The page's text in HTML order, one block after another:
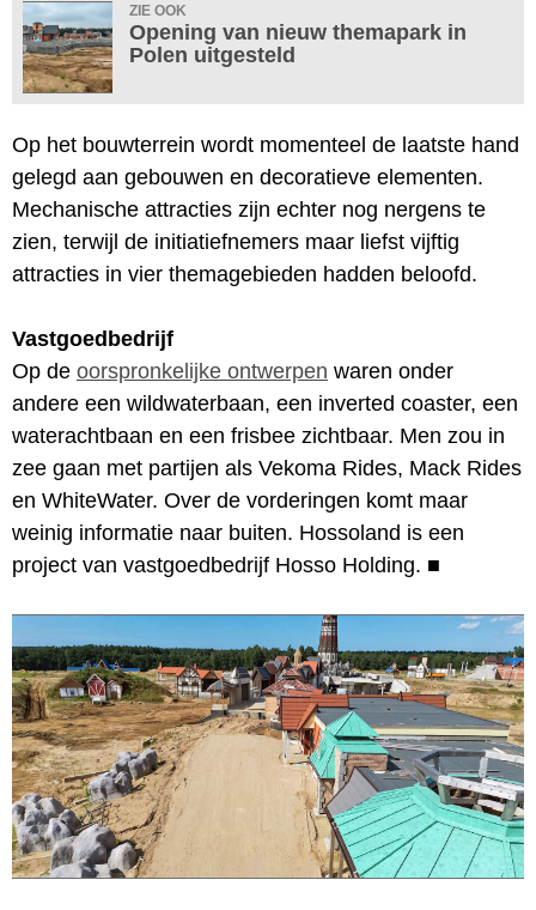
ZIE OOK
Opening van nieuw themapark in
Polen uitgesteld
Op het bouwterrein wordt momenteel de laatste hand
gelegd aan gebouwen en decoratieve elementen.
Mechanische attracties zijn echter nog nergens te
zien, terwijl de initiatiefnemers maar liefst vijftig
attracties in vier themagebieden hadden beloofd.
Vastgoedbedrijf
Op de oorspronkelijke ontwerpen waren onder
andere een wildwaterbaan, een inverted coaster, een
waterachtbaan en een frisbee zichtbaar. Men zou in
zee gaan met partijen als Vekoma Rides, Mack Rides
en WhiteWater. Over de vorderingen komt maar
weinig informatie naar buiten. Hossoland is een
project van vastgoedbedrijf Hosso Holding. ■